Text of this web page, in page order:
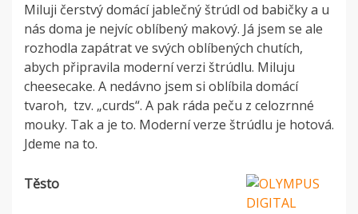
Miluji čerstvý domácí jablečný štrúdl od babičky a u
nás doma je nejvíc oblíbený makový. Já jsem se ale
rozhodla zapátrat ve svých oblíbených chutích,
abych připravila moderní verzi štrúdlu. Miluju
cheesecake. A nedávno jsem si oblíbila domácí
tvaroh, tzv. „curds“. A pak ráda peču z celozrnné
mouky. Tak a je to. Moderní verze štrúdlu je hotová.
Jdeme na to.
Těsto